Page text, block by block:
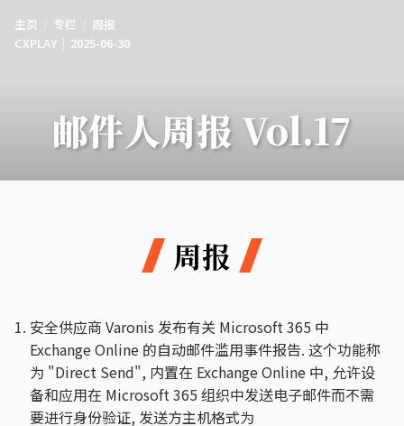
主页 专栏
周报
CXPLAY
2025-06-30
邮件人周报 Vol.17
周报
安全供应商 Varonis 发布有关 Microsoft 365 中
Exchange Online 的自动邮件滥用事件报告. 这个功能称
为 "Direct Send", 内置在 Exchange Online 中, 允许设
备和应用在 Microsoft 365 组织中发送电子邮件而不需
要进行身份验证, 发送方主机格式为